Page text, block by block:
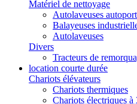
Matériel de nettoyage
Autolaveuses
Balayeuses
Autolaveuses
Divers
Tracteurs de
location courte durée
Chariots élévateurs
Chariots thermiques
Chariots électriques à